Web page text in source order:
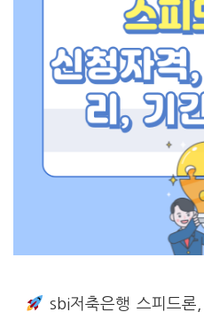
sbi저축은행 스피드